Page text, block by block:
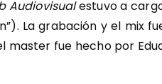
Audiovisualestuvo a
La grabación y el mix
master fue hecho por